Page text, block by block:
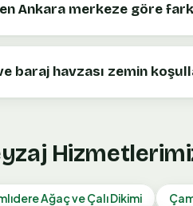
Ankara merkeze göre
baraj havzası zemin
Ağaç ve Çalı Dikimi